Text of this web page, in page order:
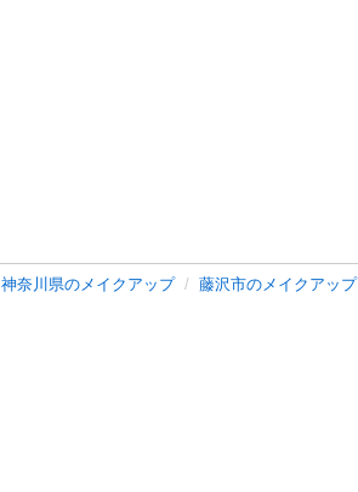
神奈川県のメイクアップ 藤沢市のメイクアップ